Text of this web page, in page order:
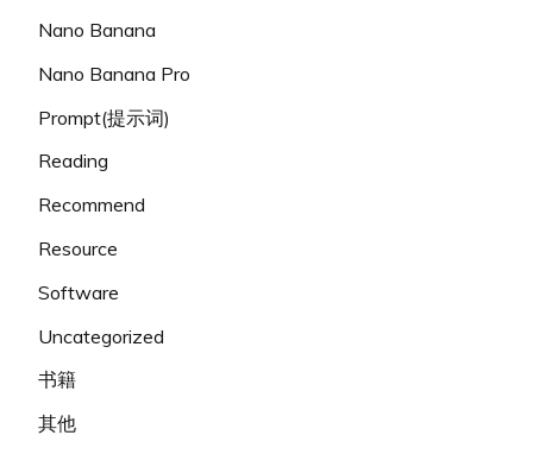
Nano Banana
Nano Banana Pro
Prompt(提示词)
Reading
Recommend
Resource
Software
Uncategorized
书籍
其他